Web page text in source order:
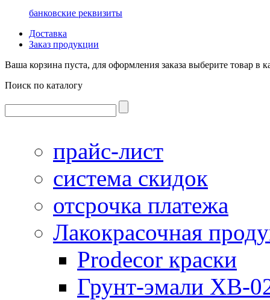
банковские реквизиты
Доставка
Заказ продукции
Ваша корзина пуста, для оформления заказа выберите товар в
Поиск по каталогу
прайс-лист
система скидок
отсрочка платежа
Лакокрасочная
Prodecor краски
Грунт-эмали ХВ-